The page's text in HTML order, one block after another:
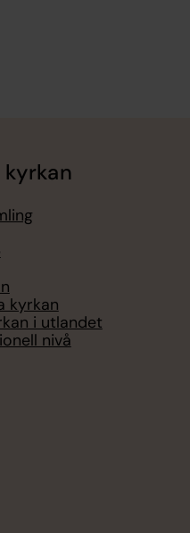
kyrkan
kyrkan
i utlandet
nivå